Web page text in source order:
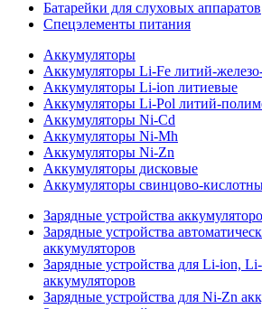
Батарейки для слуховых аппаратов
Спецэлементы питания
Аккумуляторы
Аккумуляторы Li-Fe литий-
Аккумуляторы Li-ion литиевые
Аккумуляторы Li-Pol литий-
Аккумуляторы Ni-Cd
Аккумуляторы Ni-Mh
Аккумуляторы Ni-Zn
Аккумуляторы дисковые
Аккумуляторы свинцово-
Зарядные устройства
Зарядные устройства
аккумуляторов
Зарядные устройства для Li-ion,
аккумуляторов
Зарядные устройства для Ni-Zn